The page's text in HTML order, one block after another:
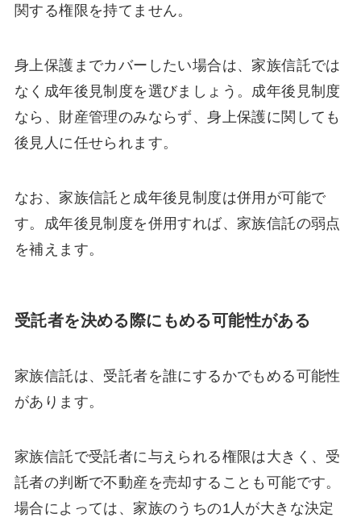
関する権限を持てません。
身上保護までカバーしたい場合は、家族信託では
なく成年後見制度を選びましょう。成年後見制度
なら、財産管理のみならず、身上保護に関しても
後見人に任せられます。
なお、家族信託と成年後見制度は併用が可能で
す。成年後見制度を併用すれば、家族信託の弱点
を補えます。
受託者を決める際にもめる可能性がある
家族信託は、受託者を誰にするかでもめる可能性
があります。
家族信託で受託者に与えられる権限は大きく、受
託者の判断で不動産を売却することも可能です。
場合によっては、家族のうちの1人が大きな決定